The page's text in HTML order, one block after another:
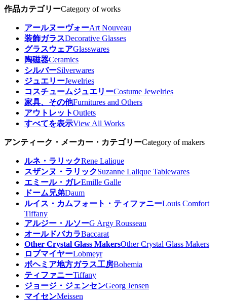
作品カテゴリーCategory of works
アールヌーヴォーArt Nouveau
装飾ガラスDecorative Glasses
グラスウェアGlasswares
陶磁器Ceramics
シルバーSilverwares
ジュエリーJewelries
コスチュームジュエリーCostume Jewelries
家具、その他Furnitures and Others
アウトレットOutlets
すべてを表示View All Works
アンティーク・メーカー・カテゴリーCategory of makers
ルネ・ラリックRene Lalique
スザンヌ・ラリックSuzanne Lalique Tablewares
エミール・ガレEmille Galle
ドーム兄弟Daum
ルイス・カムフォート・ティファニーLouis Comfort
Tiffany
アルジー・ルソーG Argy Rousseau
オールドバカラBaccarat
Other Crystal Glass MakersOther Crystal Glass Makers
ロブマイヤーLobmeyr
ボヘミア地方ガラス工房Bohemia
ティファニーTiffany
ジョージ・ジェンセンGeorg Jensen
マイセンMeissen